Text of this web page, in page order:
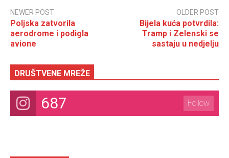
NEWER POST
Poljska zatvorila
aerodrome i podigla
avione
OLDER POST
Bijela kuća potvrdila:
Tramp i Zelenski se
sastaju u nedjelju
DRUŠTVENE MREŽE
687 Follow